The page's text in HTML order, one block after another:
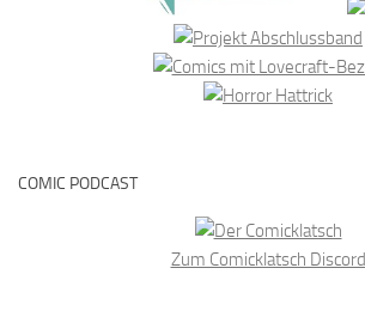
COMIC PODCAST
Zum Comicklatsch Discord